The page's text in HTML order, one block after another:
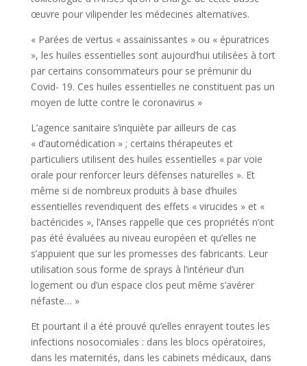
œuvre pour vilipender les médecines alternatives.
« Parées de vertus « assainissantes » ou « épuratrices
», les huiles essentielles sont aujourd’hui utilisées à tort
par certains consommateurs pour se prémunir du
Covid- 19. Ces huiles essentielles ne constituent pas un
moyen de lutte contre le coronavirus »
L’agence sanitaire s’inquiète par ailleurs de cas
« d’automédication » ; certains thérapeutes et
particuliers utilisent des huiles essentielles « par voie
orale pour renforcer leurs défenses naturelles ». Et
même si de nombreux produits à base d’huiles
essentielles revendiquent des effets « virucides » et «
bactéricides », l’Anses rappelle que ces propriétés n’ont
pas été évaluées au niveau européen et qu’elles ne
s’appuient que sur les promesses des fabricants. Leur
utilisation sous forme de sprays à l’intérieur d’un
logement ou d’un espace clos peut même s’avérer
néfaste… »
Et pourtant il a été prouvé qu’elles enrayent toutes les
infections nosocomiales : dans les blocs opératoires,
dans les maternités, dans les cabinets médicaux, dans